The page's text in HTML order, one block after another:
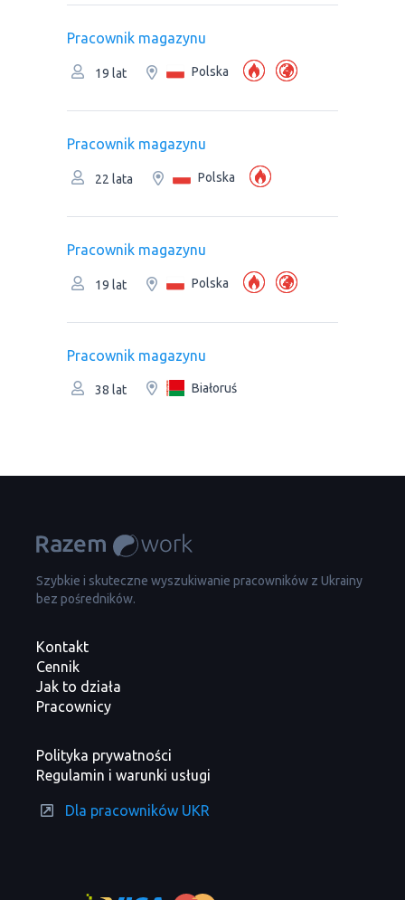
Рracownik magazynu
19 lat Polska
Рracownik magazynu
22 lata Polska
Рracownik magazynu
19 lat Polska
Рracownik magazynu
38 lat Białoruś
Szybkie i skuteczne wyszukiwanie pracowników z Ukrainy
bez pośredników.
Kontakt
Cennik
Jak to działa
Pracownicy
Polityka prywatności
Regulamin i warunki usługi
Dla pracowników UKR